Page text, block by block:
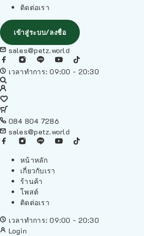
ติดต่อเรา
เข้าสู่ระบบ/ลงชื่อ
sales@petz.world
เวลาทำการ: 09:00 - 20:30
084 804 7286
sales@petz.world
หน้าหลัก
เกี่ยวกับเรา
ร้านค้า
โพสต์
ติดต่อเรา
เวลาทำการ: 09:00 - 20:30
Login